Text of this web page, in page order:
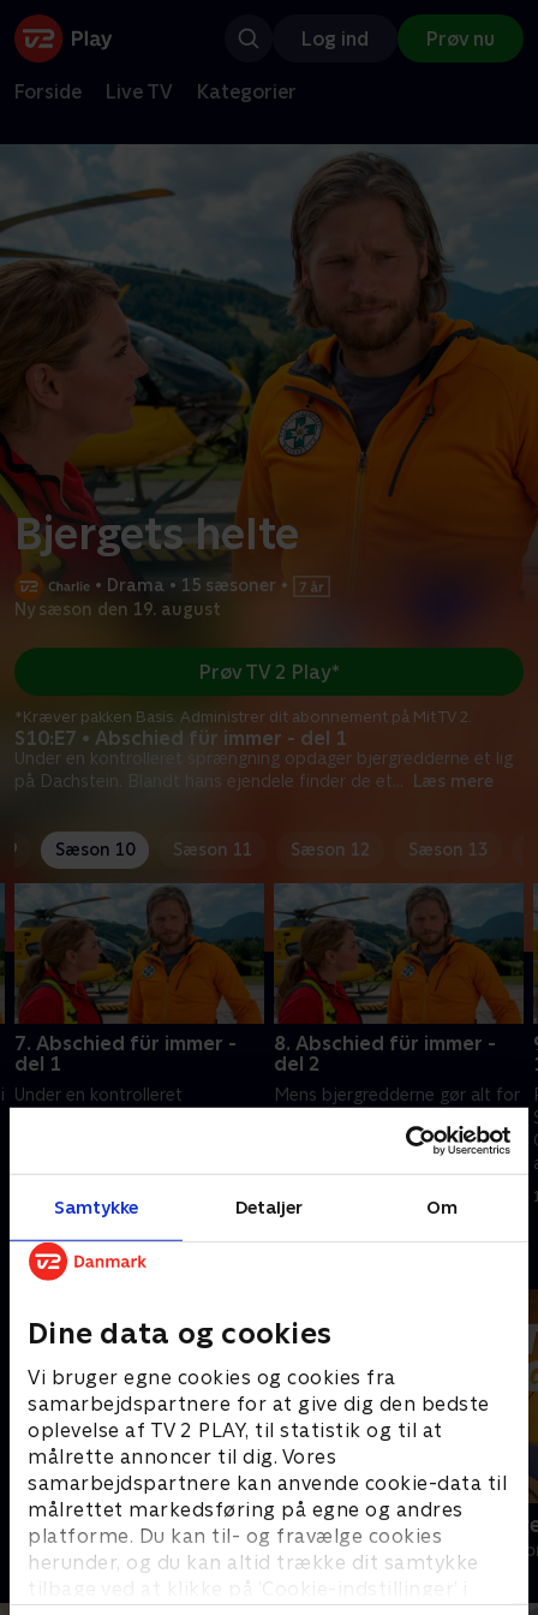
Samtykke Detaljer Om
Dine data og cookies
Vi bruger egne cookies og cookies fra
samarbejdspartnere for at give dig den bedste
oplevelse af TV 2 PLAY, til statistik og til at
målrette annoncer til dig. Vores
samarbejdspartnere kan anvende cookie-data til
målrettet markedsføring på egne og andres
platforme. Du kan til- og fravælge cookies
herunder, og du kan altid trække dit samtykke
tilbage ved at klikke på ’Cookie-indstillinger’ i
Log ind Prøv nu
Forside Live TV Kategorier
Bjergets helte
• Drama • 15 sæsoner •
Ny sæson den 19. august
S10:E7 • Abschied für immer - del 1
Under en kontrolleret sprængning opdager bjergredderne et lig
på Dachstein. Blandt hans ejendele finder de et... Læs mere
Prøv TV 2 Play*
*Kræver pakken Basis. Administrer dit abonnement på Mit TV 2.
9 Sæson 10 Sæson 11 Sæson 12 Sæson 13
7. Abschied für immer -
del 1
Under en kontrolleret
kamera.
8. Abschied für immer -
del 2
Mens bjergredderne gør alt for
prøver Jessi desperat at finde
Andre så også
Bjerglægen
Drama • 18 sæsoner
Luftens
Drama • 3